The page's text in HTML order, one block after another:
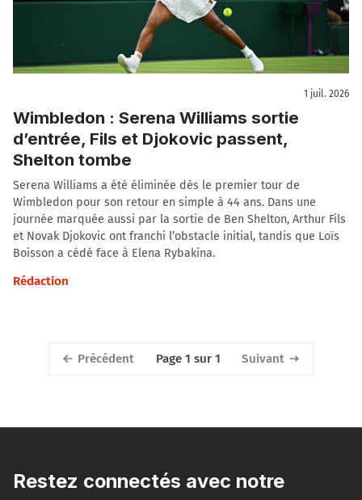
1 juil. 2026
Wimbledon : Serena Williams sortie
d’entrée, Fils et Djokovic passent,
Shelton tombe
Serena Williams a été éliminée dès le premier tour de
Wimbledon pour son retour en simple à 44 ans. Dans une
journée marquée aussi par la sortie de Ben Shelton, Arthur Fils
et Novak Djokovic ont franchi l’obstacle initial, tandis que Loïs
Boisson a cédé face à Elena Rybakina.
Rédaction
Précédent Page 1 sur 1 Suivant
Restez connectés avec notre